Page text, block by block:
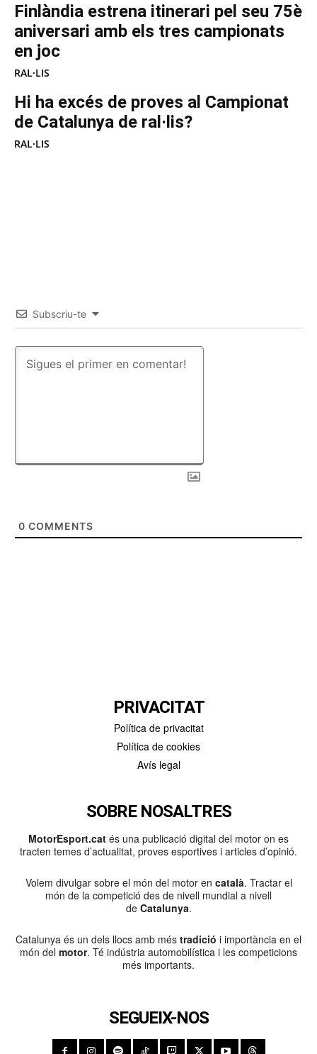
Finlàndia estrena itinerari pel seu 75è
aniversari amb els tres campionats
en joc
RAL·LIS
Hi ha excés de proves al Campionat
de Catalunya de ral·lis?
RAL·LIS
Subscriu-te
0 COMMENTS
PRIVACITAT
Política de privacitat
Política de cookies
Avís legal
SOBRE NOSALTRES
MotorEsport.cat és una publicació digital del motor on es
tracten temes d’actualitat, proves esportives i articles d’opinió.
Volem divulgar sobre el món del motor en català. Tractar el
món de la competició des de nivell mundial a nivell
de Catalunya.
Catalunya és un dels llocs amb més tradició i importància en el
món del motor. Té indústria automobilística i les competicions
més importants.
SEGUEIX-NOS